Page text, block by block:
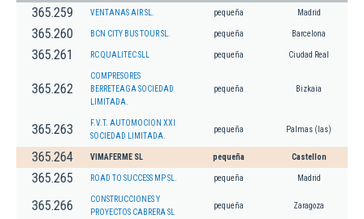
365.259 VENTANAS AIR SL. pequeña Madrid
365.260 BCN CITY BUS TOUR SL. pequeña Barcelona
365.261 RC QUALITEC SLL pequeña Ciudad Real
365.262
COMPRESORES
BERRETEAGA SOCIEDAD
LIMITADA.
pequeña Bizkaia
365.263
F.V.T. AUTOMOCION XXI
SOCIEDAD LIMITADA.
pequeña Palmas (las)
365.264 VIMAFERME SL pequeña Castellon
365.265 ROAD TO SUCCESS MP SL. pequeña Madrid
365.266
CONSTRUCCIONES Y
PROYECTOS CABRERA SL
pequeña Zaragoza